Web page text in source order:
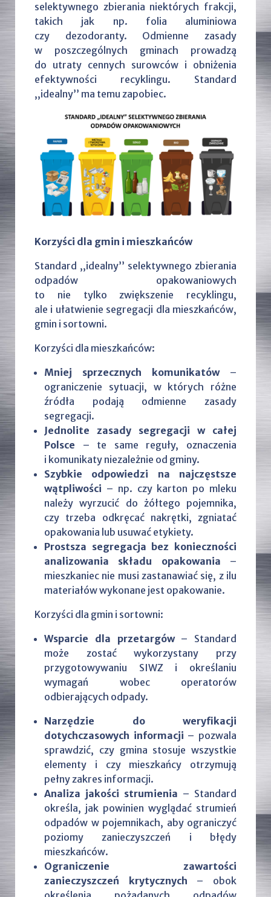
selektywnego zbierania niektórych frakcji,
takich jak np. folia aluminiowa
czy dezodoranty. Odmienne zasady
w poszczególnych gminach prowadzą
do utraty cennych surowców i obniżenia
efektywności recyklingu. Standard
,,idealny’’ ma temu zapobiec.
Korzyści dla gmin i mieszkańców
Standard ,,idealny’’ selektywnego zbierania
odpadów opakowaniowych
to nie tylko zwiększenie recyklingu,
ale i ułatwienie segregacji dla mieszkańców,
gmin i sortowni.
Korzyści dla mieszkańców:
Mniej sprzecznych komunikatów–
ograniczenie sytuacji, w których różne
źródła podają odmienne zasady
segregacji.
Jednolite zasady segregacji w całej
Polsce – te same reguły, oznaczenia
i komunikaty niezależnie od gminy.
Szybkie odpowiedzi na najczęstsze
wątpliwości – np. czy karton po mleku
należy wyrzucić do żółtego pojemnika,
czy trzeba odkręcać nakrętki, zgniatać
opakowania lub usuwać etykiety.
Prostsza segregacja bez konieczności
analizowania składu opakowania –
mieszkaniec nie musi zastanawiać się, z ilu
materiałów wykonane jest opakowanie.
Korzyści dla gmin i sortowni:
Wsparcie dla przetargów – Standard
może zostać wykorzystany przy
przygotowywaniu SIWZ i określaniu
wymagań wobec operatorów
odbierających odpady.
Narzędzie do weryfikacji
dotychczasowych informacji – pozwala
sprawdzić, czy gmina stosuje wszystkie
elementy i czy mieszkańcy otrzymują
pełny zakres informacji.
Analiza jakości strumienia – Standard
określa, jak powinien wyglądać strumień
odpadów w pojemnikach, aby ograniczyć
poziomy zanieczyszczeń i błędy
mieszkańców.
Ograniczenie zawartości
zanieczyszczeń krytycznych – obok